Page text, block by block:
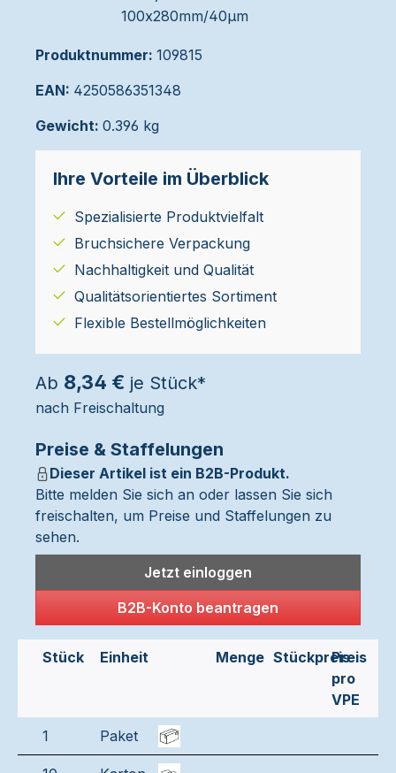
Produktnummer: 109815
EAN: 4250586351348
Gewicht: 0.396 kg
Ihre Vorteile im Überblick
Spezialisierte Produktvielfalt
Bruchsichere Verpackung
Nachhaltigkeit und Qualität
Qualitätsorientiertes Sortiment
Flexible Bestellmöglichkeiten
Ab 8,34 € je Stück*
nach Freischaltung
Preise & Staffelungen
Dieser Artikel ist ein B2B-Produkt.
Bitte melden Sie sich an oder lassen Sie sich
freischalten, um Preise und Staffelungen zu
sehen.
Jetzt einloggen
B2B-Konto beantragen
Stück Einheit Menge StückpreisPreis
pro
VPE
1 Paket